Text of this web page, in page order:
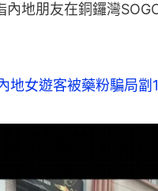
地朋友在銅鑼灣
地女遊客被藥粉騙局劏